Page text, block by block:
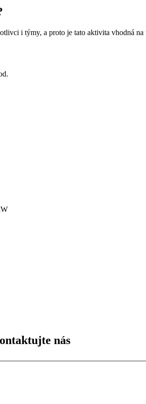
i týmy, a proto je tato aktivita vhodná
nás